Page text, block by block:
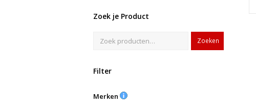
Zoek je Product
Zoeken
Filter
Merken